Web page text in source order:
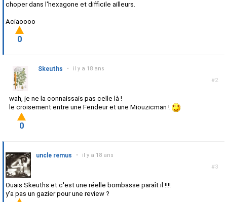
choper dans l'hexagone et difficile ailleurs.
Aciaoooo
0
#2
Skeuths • il y a 18 ans
wah, je ne la connaissais pas celle là !
le croisement entre une Fendeur et une Miouzicman !
0
#3
uncle remus • il y a 18 ans
Ouais Skeuths et c'est une réelle bombasse paraît il !!!!
y'a pas un gazier pour une review ?